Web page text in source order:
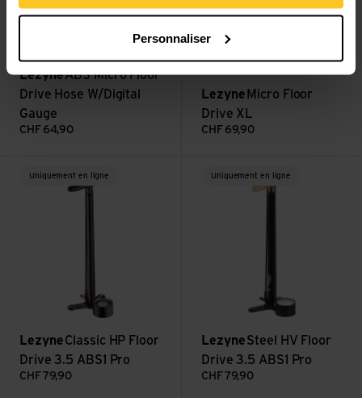
Personnaliser
LezyneABS Micro Floor
Drive Hose W/Digital
Gauge
CHF 64,90
Lezyne Micro Floor
Drive XL
CHF 69,90
Uniquement en ligne
LezyneClassic HP Floor
Drive 3.5 ABS1 Pro
CHF 79,90
Uniquement en ligne
LezyneSteel HV Floor
Drive 3.5 ABS1 Pro
CHF 79,90